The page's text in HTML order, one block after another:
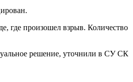
где произошел взрыв. Количество
решение, уточнили в СУ СК